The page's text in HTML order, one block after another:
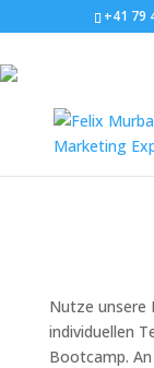
+41 79
Nutze unsere
individuellen
Bootcamp.